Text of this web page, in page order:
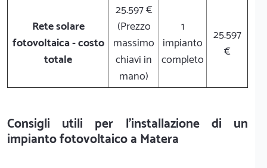
Rete solare
fotovoltaica - costo
totale
25.597 €
(Prezzo
massimo
chiavi in
mano)
1
impianto
completo
25.597
€
Consigli utili per l'installazione di un
impianto fotovoltaico a Matera